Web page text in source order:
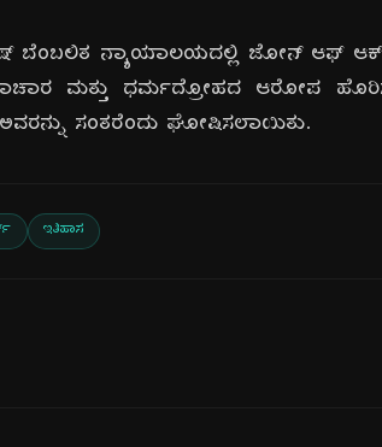
ಬೆಂಬಲಿತ ನ್ಯಾಯಾಲಯದಲ್ಲಿ ಜೋನ್ ಆಫ್
ಮತ್ತು ಧರ್ಮದ್ರೋಹದ ಆರೋಪ
ಸಂತರೆಂದು ಘೋಷಿಸಲಾಯಿತು.
ಇತಿಹಾಸ